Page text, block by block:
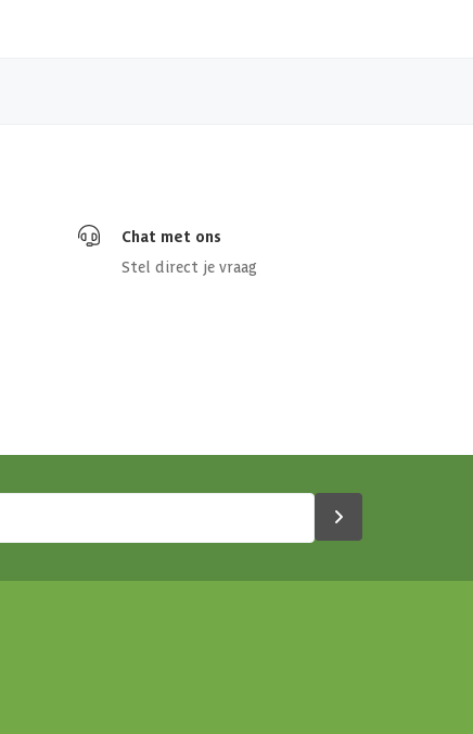
Chat met ons
Stel direct je vraag